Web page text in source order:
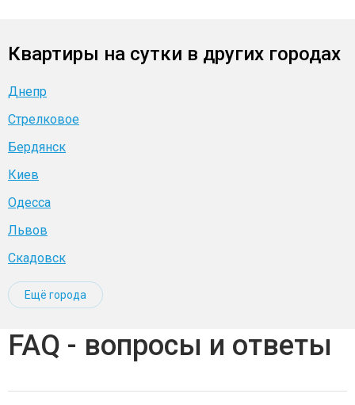
Квартиры на сутки в других городах
Днепр
Стрелковое
Бердянск
Киев
Одесса
Львов
Скадовск
Ещё города
FAQ - вопросы и ответы